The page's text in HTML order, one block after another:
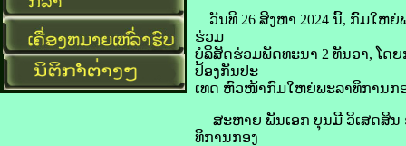
ວັນທີ 26 ສິງຫາ 2024 ນີ້, ກົມໃຫ
ຮ່ວມ
ບໍລິສັດຮ່ວມພັດທະນາ 2 ທັນວາ, ໂດ
ປ້ອງກັນປະ
ເທດ ຫົວໜ້າກົມໃຫຍ່ພະລາທິການກ
ສະຫາຍ ພັນເອກ ບຸນມີ ວິເສດສິນ
ທິການກອງ